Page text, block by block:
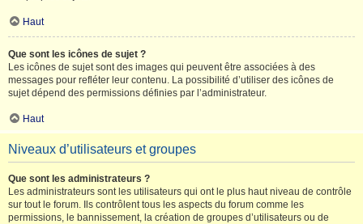
Haut
Que sont les icônes de sujet ?
Les icônes de sujet sont des images qui peuvent être associées à des
messages pour refléter leur contenu. La possibilité d’utiliser des icônes de
sujet dépend des permissions définies par l’administrateur.
Haut
Niveaux d’utilisateurs et groupes
Que sont les administrateurs ?
Les administrateurs sont les utilisateurs qui ont le plus haut niveau de contrôle
sur tout le forum. Ils contrôlent tous les aspects du forum comme les
permissions, le bannissement, la création de groupes d’utilisateurs ou de